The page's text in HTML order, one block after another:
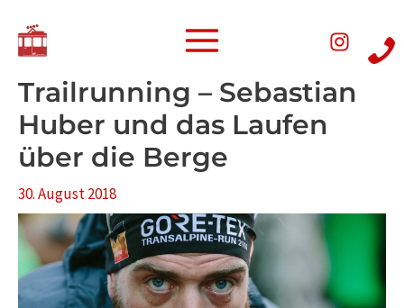
content
Menu
Trailrunning – Sebastian
Huber und das Laufen
über die Berge
30. August 2018
navigation